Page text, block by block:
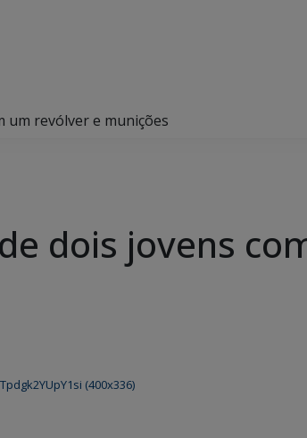
um revólver e munições
dois jovens